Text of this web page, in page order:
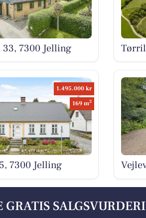
33, 7300 Jelling
1.495.000 kr
169 m2
7300 Jelling
GRATIS